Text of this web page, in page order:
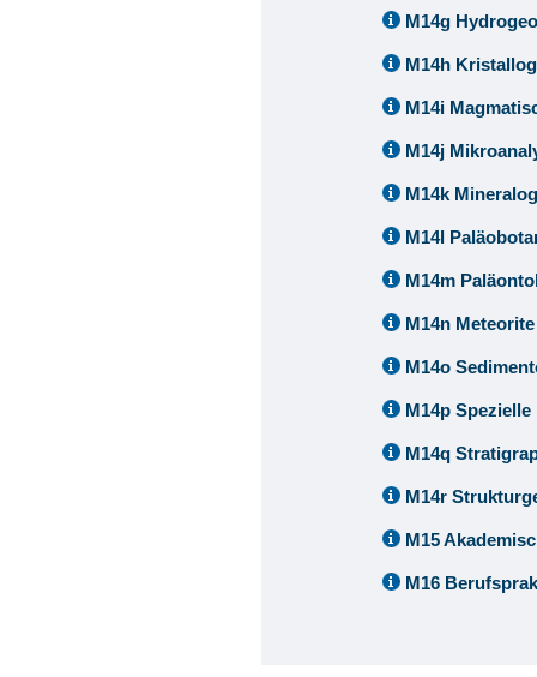
M14g
M14h
M14i
M14j
M14k
M14l
M14m
M14n
M14o
M14p
M14q
M14r
M15
M16